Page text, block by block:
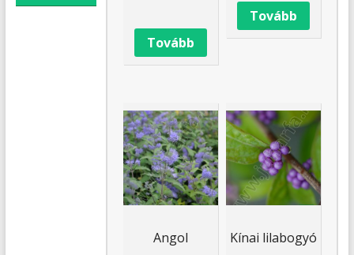
Tovább
Tovább
Angol
Kínai lilabogyó